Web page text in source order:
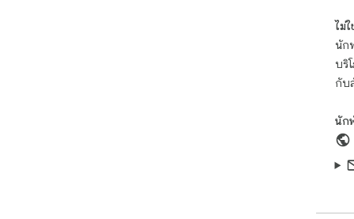
นัก
ไม่ใ
นัก
บริ
กับ